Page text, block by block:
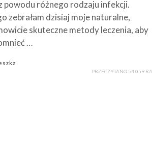
powodu różnego rodzaju infekcji.
zebrałam dzisiaj moje naturalne,
skuteczne metody leczenia, aby
…
PRZECZYTANO 54 059